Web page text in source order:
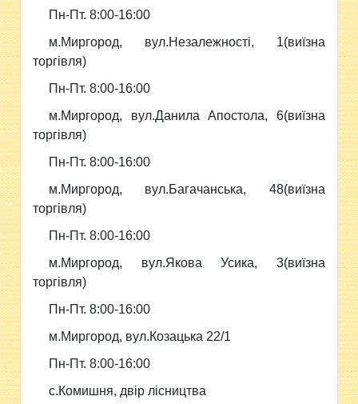
Пн-Пт. 8:00-16:00
м.Миргород, вул.Незалежності, 1(виїзна
торгівля)
Пн-Пт. 8:00-16:00
м.Миргород, вул.Данила Апостола, 6(виїзна
торгівля)
Пн-Пт. 8:00-16:00
м.Миргород, вул.Багачанська, 48(виїзна
торгівля)
Пн-Пт. 8:00-16:00
м.Миргород, вул.Якова Усика, 3(виїзна
торгівля)
Пн-Пт. 8:00-16:00
м.Миргород, вул.Козацька 22/1
Пн-Пт. 8:00-16:00
с.Комишня, двір лісництва